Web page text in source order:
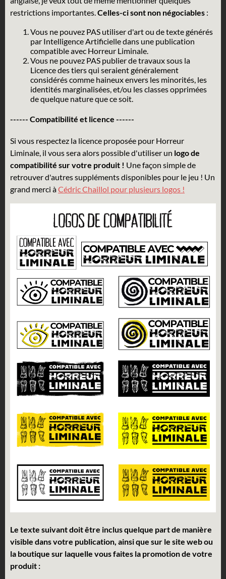
restrictions importantes.Celles-ci sont non négociables :
Vous ne pouvez PAS utiliser d'art ou de texte générés
par Intelligence Artificielle dans une publication
compatible avec Horreur Liminale.
Vous ne pouvez PAS publier de travaux sous la
Licence des tiers qui seraient généralement
considérés comme haineux envers les minorités, les
identités marginalisées, et/ou les classes opprimées
de quelque nature que ce soit.
------ Compatibilité et licence ------
Si vous respectez la licence proposée pour Horreur
Liminale, il vous sera alors possible d'utiliser un logo de
compatibilité sur votre produit ! Une façon simple de
retrouver d'autres suppléments disponibles pour le jeu ! Un
grand merci àCédric Chaillol pour plusieurs logos !
Le texte suivant doit être inclus quelque part de manière
visible dans votre publication, ainsi que sur le site web ou
la boutique sur laquelle vous faites la promotion de votre
produit :